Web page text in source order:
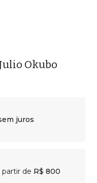
Okubo
juros
de R$ 800